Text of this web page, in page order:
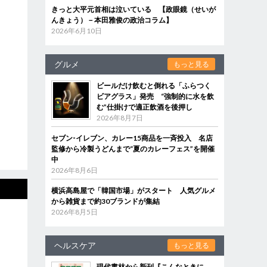
きっと大平元首相は泣いている 【政眼鏡（せいが
んきょう）－本田雅俊の政治コラム】
2026年6月10日
グルメ もっと見る
ビールだけ飲むと倒れる「ふらつく
ビアグラス」発売 “強制的に水を飲
む”仕掛けで適正飲酒を後押し
2026年8月7日
セブン‐イレブン、カレー15商品を一斉投入 名店
監修から冷製うどんまで“夏のカレーフェス”を開催
中
2026年8月6日
横浜高島屋で「韓国市場」がスタート 人気グルメ
から雑貨まで約30ブランドが集結
2026年8月5日
ヘルスケア もっと見る